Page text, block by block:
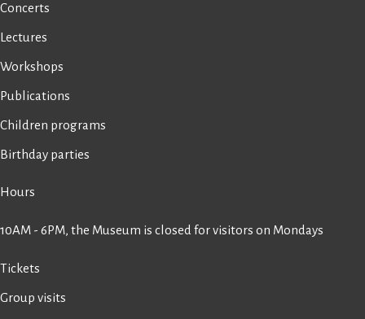
Concerts
Lectures
Workshops
Publications
Children programs
Birthday parties
Hours
10AM - 6PM, the Museum is closed for visitors on Mondays
Tickets
Group visits